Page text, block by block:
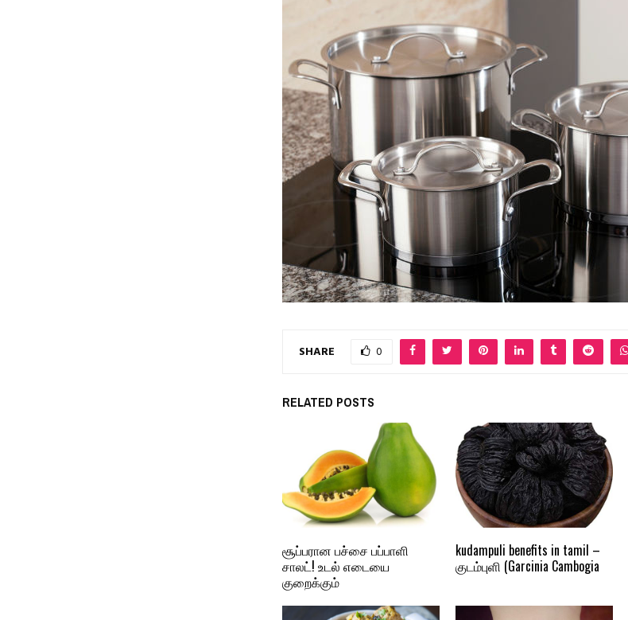
SHARE 0
RELATED POSTS
சூப்பரான பச்சை பப்பாளி
சாலட்! உடல் எடையை
குறைக்கும்
kudampuli benefits in tamil –
குடம்புளி (Garcinia Cambogia